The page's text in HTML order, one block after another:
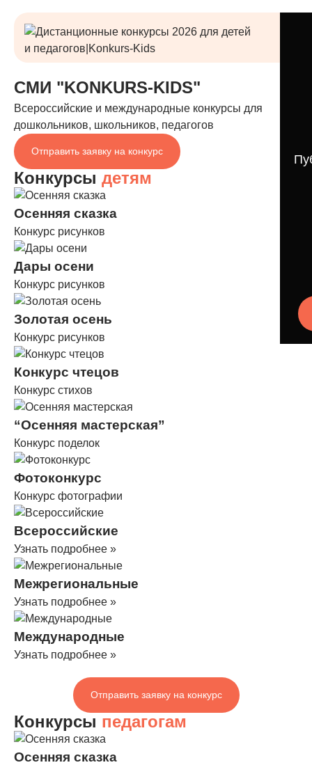
СМИ "KONKURS-KIDS"
Всероссийские и международные конкурсы для
дошкольников, школьников, педагогов
Отправить заявку на конкурс
Конкурсы детям
Осенняя сказка
Конкурс рисунков
Дары осени
Конкурс рисунков
Золотая осень
Конкурс рисунков
Конкурс чтецов
Конкурс стихов
“Осенняя мастерская”
Конкурс поделок
Фотоконкурс
Конкурс фотографии
Всероссийские
Узнать подробнее »
Межрегиональные
Узнать подробнее »
Международные
Узнать подробнее »
Отправить заявку на конкурс
Конкурсы педагогам
Осенняя сказка